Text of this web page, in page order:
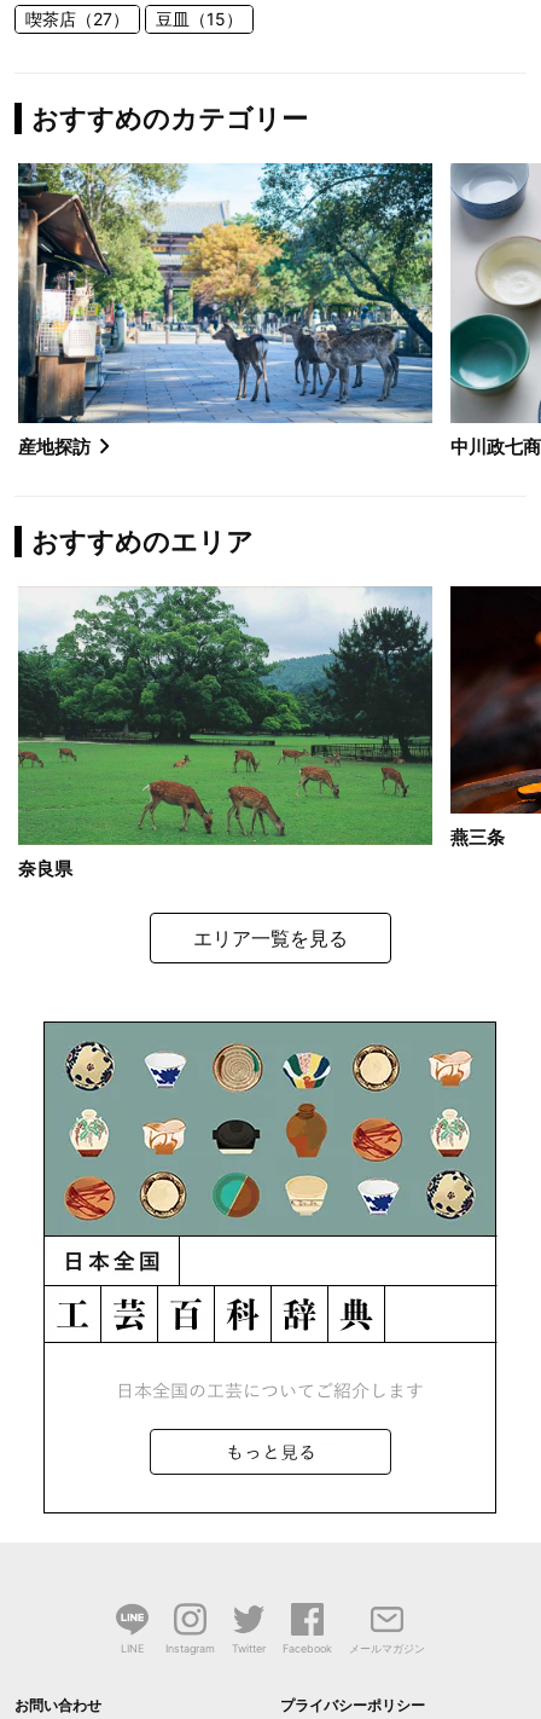
喫茶店（27）
豆皿（15）
おすすめのカテゴリー
産地探訪 中川政七
おすすめのエリア
奈良県
燕三条
エリア一覧を見る
LINE Instagram Twitter Facebook メールマガジン
お問い合わせ プライバシーポリシー